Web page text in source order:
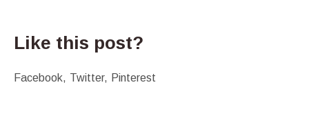
Like this post?
Facebook Twitter Pinterest